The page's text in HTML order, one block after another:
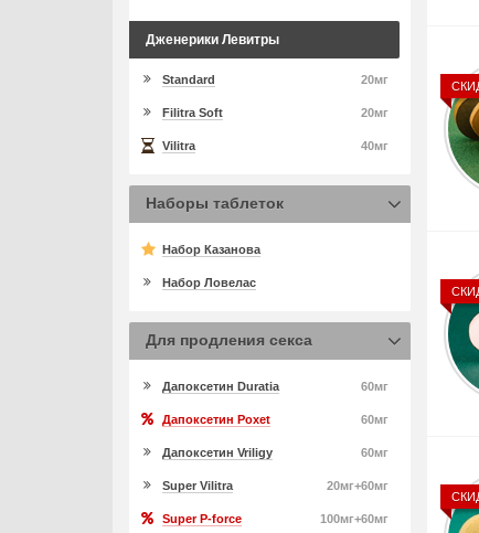
Дженерики Левитры
20мг
Standard
20мг
Filitra Soft
40мг
Vilitra
Наборы таблеток
Набор Казанова
Набор Ловелас
Для продления секса
60мг
Дапоксетин Duratia
60мг
Дапоксетин Poxet
60мг
Дапоксетин Vriligy
20мг+60мг
Super Vilitra
100мг+60мг
Super P-force